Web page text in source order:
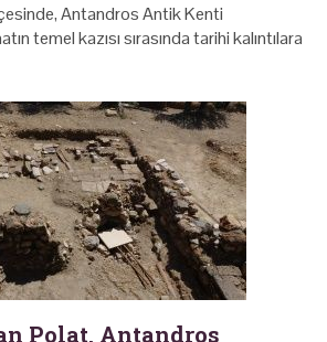
Antandros Antik Kenti
temel kazısı sırasında tarihi kalıntılara
Polat, Antandros